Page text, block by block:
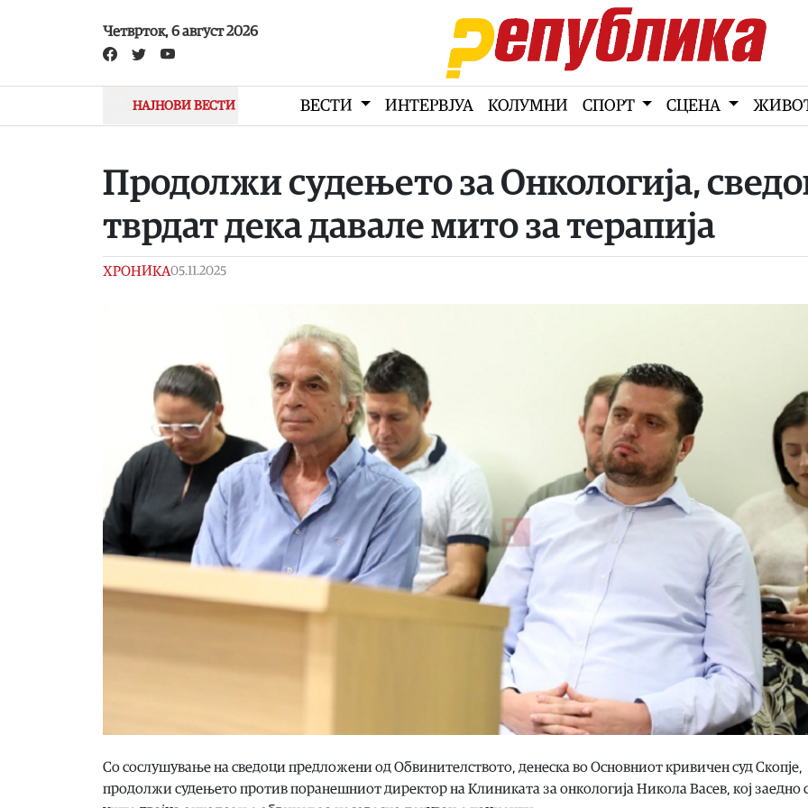
Четврток, 6 август 2026
НАЈНОВИ ВЕСТИ ВЕСТИ ИНТЕРВЈУА КОЛУМНИ СПОРТ СЦЕНА
Продолжи судењето за Онкологија,
тврдат дека давале мито за терапија
ХРОНИКА05.11.2025
Со сослушување на сведоци предложени од Обвинителството, денеска во Основниот кривичен суд Скопје,
продолжи судењето против поранешниот директор на Клиниката за онкологија Никола Васев, кој заедно